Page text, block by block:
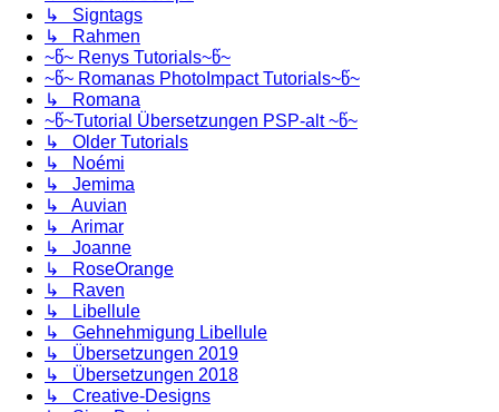
↳ Signtags
↳ Rahmen
~წ~ Renys Tutorials~წ~
~წ~ Romanas PhotoImpact Tutorials~წ~
↳ Romana
~წ~Tutorial Übersetzungen PSP-alt ~წ~
↳ Older Tutorials
↳ Noémi
↳ Jemima
↳ Auvian
↳ Arimar
↳ Joanne
↳ RoseOrange
↳ Raven
↳ Libellule
↳ Gehnehmigung Libellule
↳ Übersetzungen 2019
↳ Übersetzungen 2018
↳ Creative-Designs